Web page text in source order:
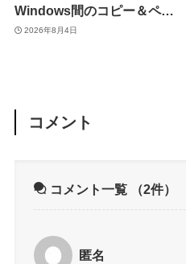
Windows間のコピー＆ペー
スト機能を提供へ
2026年8月4日
コメント
コメント一覧 （2件）
匿名